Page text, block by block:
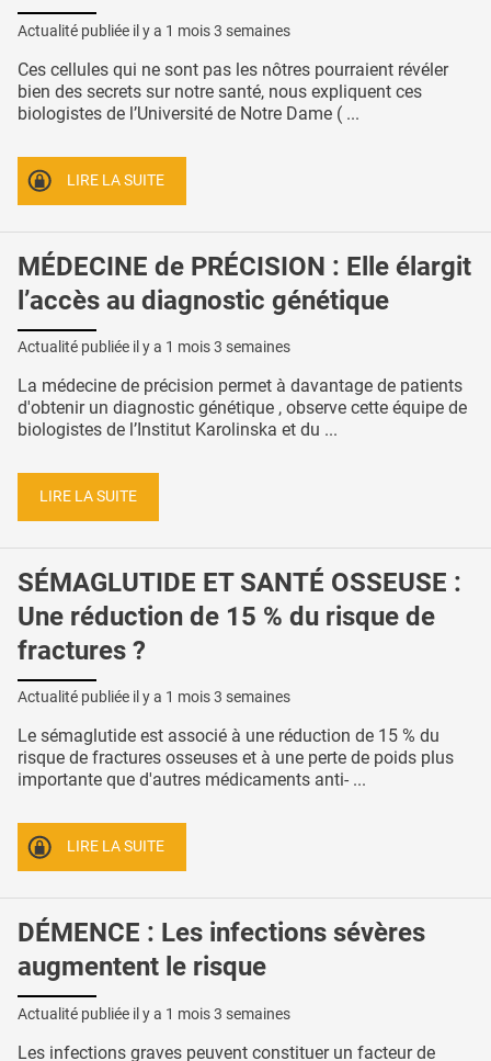
Actualité publiée il y a 1 mois 3 semaines
Ces cellules qui ne sont pas les nôtres pourraient révéler
bien des secrets sur notre santé, nous expliquent ces
biologistes de l’Université de Notre Dame ( ...
LIRE LA SUITE
MÉDECINE de PRÉCISION : Elle élargit
l’accès au diagnostic génétique
Actualité publiée il y a 1 mois 3 semaines
La médecine de précision permet à davantage de patients
d'obtenir un diagnostic génétique , observe cette équipe de
biologistes de l’Institut Karolinska et du ...
LIRE LA SUITE
SÉMAGLUTIDE ET SANTÉ OSSEUSE :
Une réduction de 15 % du risque de
fractures ?
Actualité publiée il y a 1 mois 3 semaines
Le sémaglutide est associé à une réduction de 15 % du
risque de fractures osseuses et à une perte de poids plus
importante que d'autres médicaments anti- ...
LIRE LA SUITE
DÉMENCE : Les infections sévères
augmentent le risque
Actualité publiée il y a 1 mois 3 semaines
Les infections graves peuvent constituer un facteur de